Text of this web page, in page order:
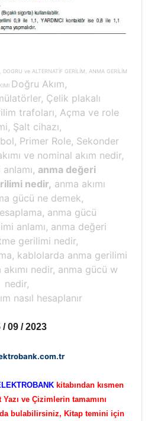
ve ALTERNATİF GERİLİM, ANMA GERİLİM
Doğru Akım,
Çelik plakalı
trafoları, Açma ve role
Şalt cihazı,
Primer Role, Sekonder
ve nominal akım nedir,
anma değeri
nedir, anma akımı
gücü ne demek,
anma gücü
anlamı, anma değeri
gerilimi nedir,
kablolarda anma gerilimi
nedir, anma gücü w
nedir,
nasıl hesaplanır
/ 09 / 2023
kitabından kısmen
Yazı ve Çizimlerin tamamını
bulabilirsiniz, Kitap temini için